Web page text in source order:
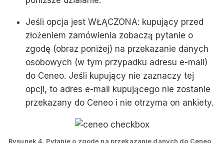
Jeśli opcja jest WŁĄCZONA: kupujący przed
złożeniem zamówienia zobaczą pytanie o
zgodę (obraz poniżej) na przekazanie danych
osobowych (w tym przypadku adresu e-mail)
do Ceneo. Jeśli kupujący nie zaznaczy tej
opcji, to adres e-mail kupującego nie zostanie
przekazany do Ceneo i nie otrzyma on ankiety.
Rysunek 4. Pytanie o zgodę na przekazanie danych do Ceneo